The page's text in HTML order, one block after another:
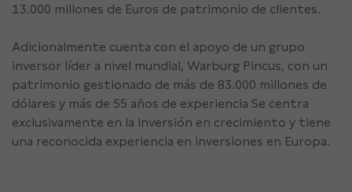
13.000 millones de Euros de patrimonio de clientes.
Adicionalmente cuenta con el apoyo de un grupo
inversor líder a nivel mundial, Warburg Pincus, con un
patrimonio gestionado de más de 83.000 millones de
dólares y más de 55 años de experiencia Se centra
exclusivamente en la inversión en crecimiento y tiene
una reconocida experiencia en inversiones en Europa.